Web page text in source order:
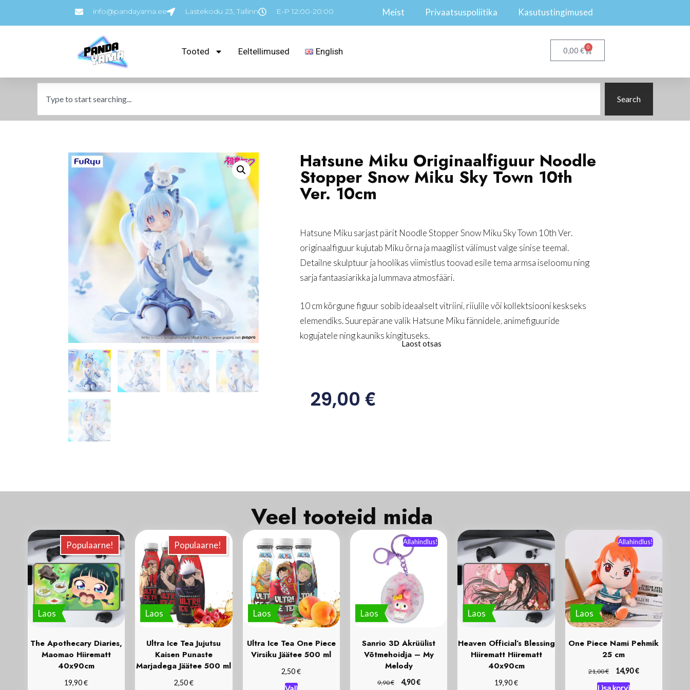
info@pandayama.ee Lastekodu 23, Tallinn E-P 12:00-20:00 Meist Privaatsuspoliitika Kasutustingimused
Tooted Eeltellimused English 0,00€ 0
Search
Hatsune Miku Originaalfiguur Noodle
Stopper Snow Miku Sky Town 10th
Ver. 10cm
Hatsune Miku sarjast pärit Noodle Stopper Snow Miku Sky Town 10th Ver.
originaalfiguur kujutab Miku õrna ja maagilist välimust valge sinise teemal.
Detailne skulptuur ja hoolikas viimistlus toovad esile tema armsa iseloomu ning
sarja fantaasiarikka ja lummava atmosfääri.
10 cm kõrgune figuur sobib ideaalselt vitriini, riiulile või kollektsiooni keskseks
elemendiks. Suurepärane valik Hatsune Miku fännidele, animefiguuride
kogujatele ning kauniks kingituseks.
29,00€
Laost otsas
Veel tooteid mida
Laos
Populaarne!
The Apothecary Diaries,
Maomao Hiirematt
40x90cm
19,90€
Laos
Populaarne!
Ultra Ice Tea Jujutsu
Kaisen Punaste
Marjadega Jäätee 500 ml
2,50€
Laos
Ultra Ice Tea One Piece
Virsiku Jäätee 500 ml
2,50€
Laos
Allahindlus!
Sanrio 3D Akrüülist
Võtmehoidja – My
Melody
9,90€ 4,90€
Laos
Heaven Official’s Blessing
Hiirematt Hiirematt
40x90cm
19,90€
Laos
Allahindlus!
One Piece Nami Pehmik
25 cm
21,00€ 14,90€
Lisa korvi